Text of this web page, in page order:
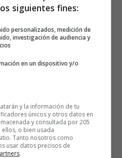
siguientes fines:
personalizados, medición de
investigación de audiencia y
en un dispositivo y/o
y la información de tu
únicos y otros datos en
y consultada por 205
o bien usada
Tanto nosotros como
usar datos precisos de
.